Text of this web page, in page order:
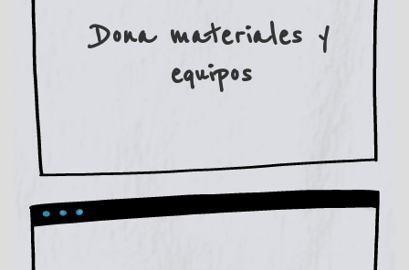
Dona materiales y
equipos